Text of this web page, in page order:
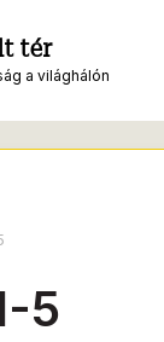
tér
a világhálón
5